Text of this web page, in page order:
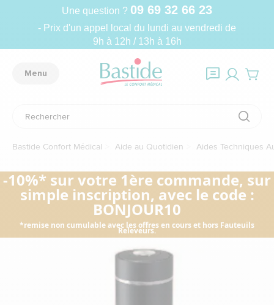
Une question ? 09 69 32 66 23
- Prix d'un appel local du lundi au vendredi de
9h à 12h / 13h à 16h
Menu
Bastide Confort Médical Aide au Quotidien Aides Techniques
-10%* sur votre 1ère commande, sur
simple inscription, avec le code :
BONJOUR10
*remise non cumulable avec les offres en cours et hors Fauteuils
Releveurs.